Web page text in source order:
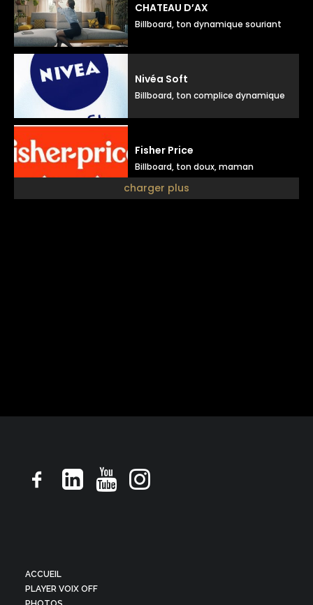
CHATEAU D’AX
Billboard, ton dynamique souriant
Nivéa Soft
Billboard, ton complice dynamique
Fisher Price
Billboard, ton doux, maman
charger plus
ACCUEIL
PLAYER VOIX OFF